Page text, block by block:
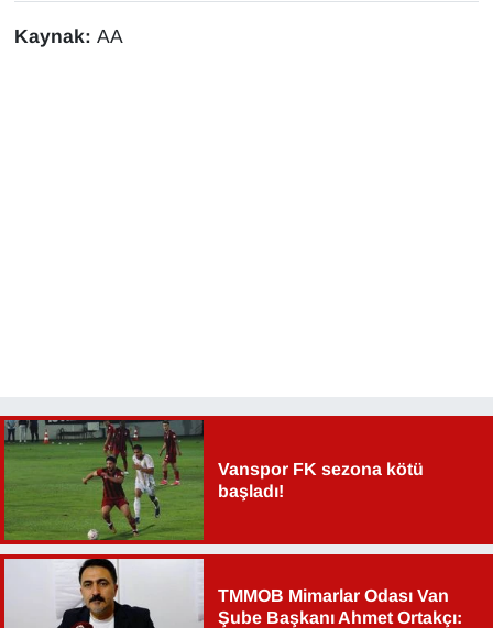
Kaynak: AA
Vanspor FK sezona kötü
başladı!
TMMOB Mimarlar Odası Van
Şube Başkanı Ahmet Ortakçı: